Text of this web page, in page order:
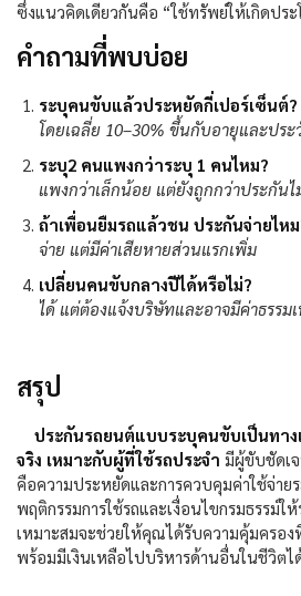
ซึ่งแนวคิดเดียวกันคือ “ใช้ทรัพย์ให้เกิดประ
คำถามที่พบบ่อย
ระบุคนขับแล้วประหยัดกี่เปอร์เซ็นต์?
โดยเฉลี่ย 10–30% ขึ้นกับอายุและปร
ระบุ2 คนแพงกว่าระบุ 1 คนไหม?
แพงกว่าเล็กน้อย แต่ยังถูกกว่าประกันไ
ถ้าเพื่อนยืมรถแล้วชน ประกันจ่ายไหม
จ่าย แต่มีค่าเสียหายส่วนแรกเพิ่ม
เปลี่ยนคนขับกลางปีได้หรือไม่?
ได้ แต่ต้องแจ้งบริษัทและอาจมีค่าธรรม
สรุป
ประกันรถยนต์แบบระบุคนขับเป็นทาง
จริง เหมาะกับผู้ที่ใช้รถประจำ มีผู้ขับชัดเ
คือความประหยัดและการควบคุมค่าใช้จ่าย
พฤติกรรมการใช้รถและเงื่อนไขกรมธรรม์ใ
เหมาะสมจะช่วยให้คุณได้รับความคุ้มครอ
พร้อมมีเงินเหลือไปบริหารด้านอื่นในชีวิตไ